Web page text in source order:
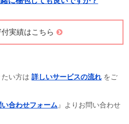
実績はこちら
たい方は詳しいサービスの流れ をご
い合わせフォーム』よりお問い合わせ